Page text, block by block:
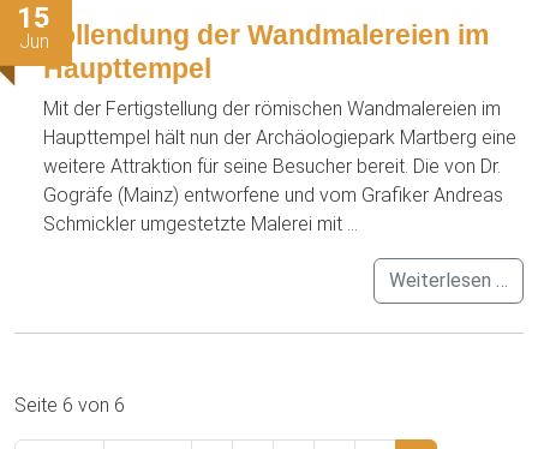
15
JunVollendung der Wandmalereien im
Haupttempel
Mit der Fertigstellung der römischen Wandmalereien im
Haupttempel hält nun der Archäologiepark Martberg eine
weitere Attraktion für seine Besucher bereit. Die von Dr.
Gogräfe (Mainz) entworfene und vom Grafiker Andreas
Schmickler umgestetzte Malerei mit ...
Weiterlesen …
Seite 6 von 6